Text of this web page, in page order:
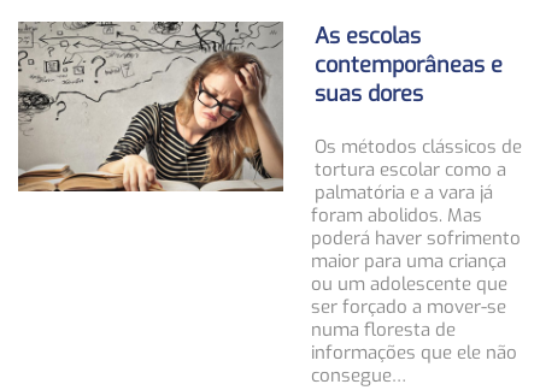
As escolas
contemporâneas e
suas dores
Os métodos clássicos de
tortura escolar como a
palmatória e a vara já
foram abolidos. Mas
poderá haver sofrimento
maior para uma criança
ou um adolescente que
ser forçado a mover-se
numa floresta de
informações que ele não
consegue…